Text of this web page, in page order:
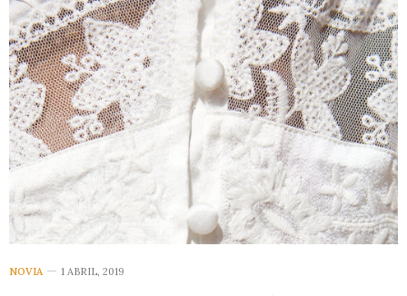
NOVIA 1 ABRIL, 2019